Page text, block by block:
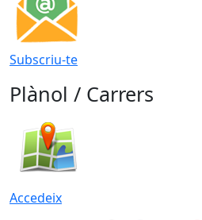
Subscriu-te
Plànol / Carrers
Accedeix